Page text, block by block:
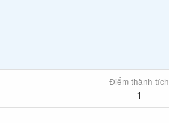
Điểm thành tích
1